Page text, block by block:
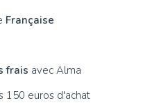
Française
frais avec Alma
150 euros d'achat